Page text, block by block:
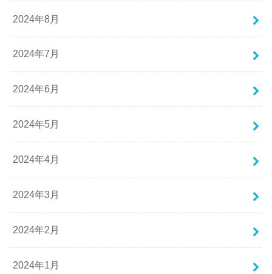
2024年8月
2024年7月
2024年6月
2024年5月
2024年4月
2024年3月
2024年2月
2024年1月